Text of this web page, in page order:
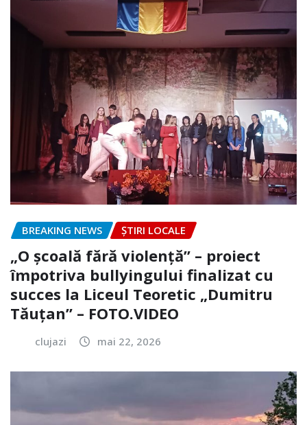
BREAKING NEWS ȘTIRI LOCALE
„O școală fără violență” – proiect
împotriva bullyingului finalizat cu
succes la Liceul Teoretic „Dumitru
Tăuțan” – FOTO.VIDEO
clujazi mai 22, 2026